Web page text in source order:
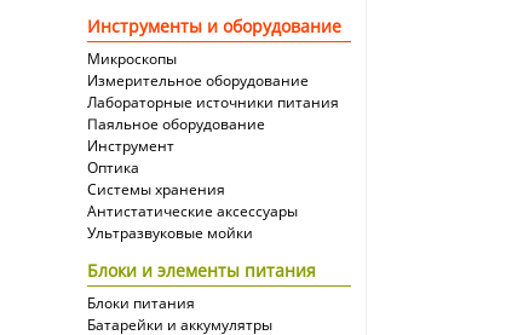
Инструменты и оборудование
Микроскопы
Измерительное оборудование
Лабораторные источники питания
Паяльное оборудование
Инструмент
Оптика
Системы хранения
Антистатические аксессуары
Ультразвуковые мойки
Блоки и элементы питания
Блоки питания
Батарейки и аккумулятры